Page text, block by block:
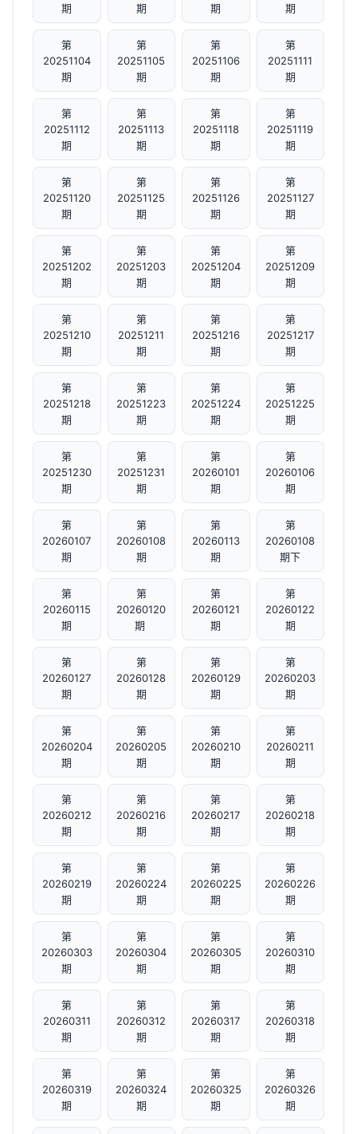
期
期
期
期
第
20251104
期
第
20251105
期
第
20251106
期
第
20251111
期
第
20251112
期
第
20251113
期
第
20251118
期
第
20251119
期
第
20251120
期
第
20251125
期
第
20251126
期
第
20251127
期
第
20251202
期
第
20251203
期
第
20251204
期
第
20251209
期
第
20251210
期
第
20251211
期
第
20251216
期
第
20251217
期
第
20251218
期
第
20251223
期
第
20251224
期
第
20251225
期
第
20251230
期
第
20251231
期
第
20260101
期
第
20260106
期
第
20260107
期
第
20260108
期
第
20260113
期
第
20260108
期下
第
20260115
期
第
20260120
期 ​
第
20260121
期
第
20260122
期
第
20260127
期
第
20260128
期
第
20260129
期
第
20260203
期
第
20260204
期
第
20260205
期
第
20260210
期
第
20260211
期
第
20260212
期
第
20260216
期
第
20260217
期
第
20260218
期
第
20260219
期
第
20260224
期
第
20260225
期
第
20260226
期
第
20260303
期
第
20260304
期
第
20260305
期
第
20260310
期
第
20260311
期
第
20260312
期
第
20260317
期
第
20260318
期
第
20260319
期
第
20260324
期
第
20260325
期
第
20260326
期